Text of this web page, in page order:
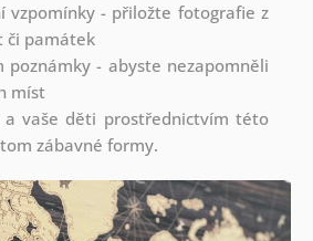
vzpomínky - přiložte fotografie z
či památek
poznámky - abyste nezapomněli
míst
a vaše děti prostřednictvím této
zábavné formy.